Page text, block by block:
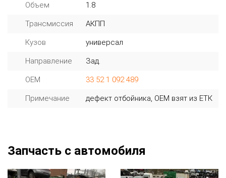
Объем 1.8
Трансмиссия АКПП
Кузов универсал
Направление Зад.
OEM 33 52 1 092 489
Примечание дефект отбойника, ОЕМ взят из ЕТК
Запчасть с автомобиля